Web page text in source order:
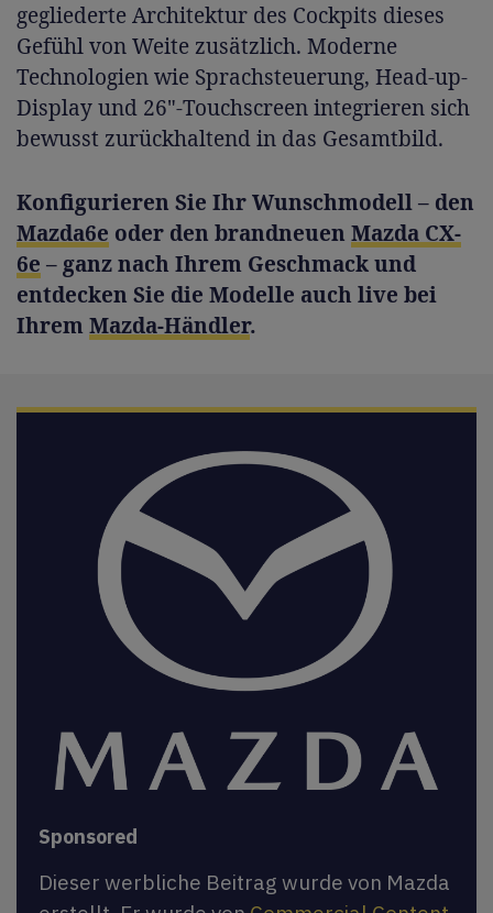
gegliederte Architektur des Cockpits dieses
Gefühl von Weite zusätzlich. Moderne
Technologien wie Sprachsteuerung, Head-up-
Display und 26"-Touchscreen integrieren sich
bewusst zurückhaltend in das Gesamtbild.
Konfigurieren Sie Ihr Wunschmodell – den
Mazda6e oder den brandneuen Mazda CX-
6e – ganz nach Ihrem Geschmack und
entdecken Sie die Modelle auch live bei
IhremMazda-Händler.
Sponsored
Dieser werbliche Beitrag wurde von Mazda